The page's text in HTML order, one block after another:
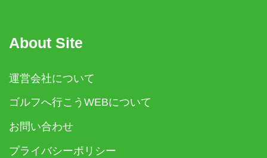
About Site
運営会社について
ゴルフへ行こうWEBについて
お問い合わせ
プライバシーポリシー